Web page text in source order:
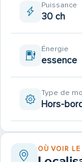
Puissance
30 ch
Énergie
essence
Type de
Hors-
OÙ VOIR LE